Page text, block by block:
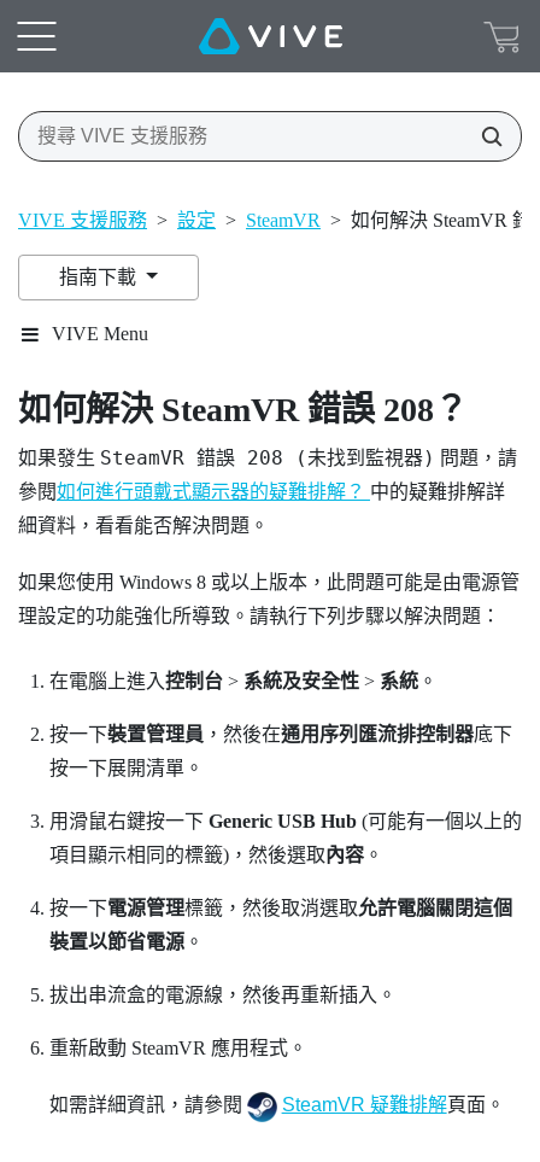
VIVE 支援服務 > 設定 > SteamVR > 如何解決 SteamVR 錯
指南下載
VIVE Menu
如何解決 SteamVR 錯誤 208？
如果發生 SteamVR 錯誤 208 (未找到監視器) 問題，請
參閱如何進行頭戴式顯示器的疑難排解？ 中的疑難排解詳
細資料，看看能否解決問題。
如果您使用 Windows 8 或以上版本，此問題可能是由電源管
理設定的功能強化所導致。請執行下列步驟以解決問題：
在電腦上進入控制台> 系統及安全性> 系統。
按一下裝置管理員 ，然後在通用序列匯流排控制器底下
按一下展開清單。
用滑鼠右鍵按一下 Generic USB Hub(可能有一個以上的
項目顯示相同的標籤)，然後選取內容。
按一下電源管理標籤，然後取消選取允許電腦關閉這個
裝置以節省電源。
拔出串流盒的電源線，然後再重新插入。
重新啟動 SteamVR 應用程式。
如需詳細資訊，請參閱 SteamVR 疑難排解頁面。